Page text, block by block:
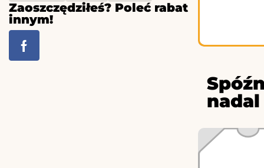
Zaoszczędziłeś? Poleć rabat
innym!